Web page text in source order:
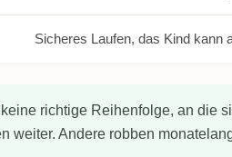
Sicheres Laufen, das Kind kann
richtige Reihenfolge, an die
weiter. Andere robben